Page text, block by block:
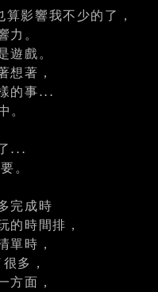
影響我不少的了，
力。
遊戲。
想著，
的事...
。
...
。
完成時
的時間排，
單時，
多，
方面，